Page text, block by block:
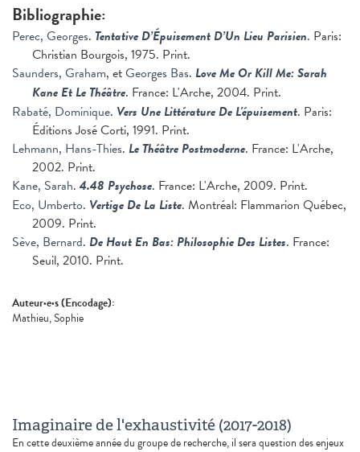
Bibliographie:
Perec, Georges. Tentative D’Épuisement D’Un Lieu Parisien. Paris:
Christian Bourgois, 1975. Print.
Saunders, Graham, etGeorges Bas. Love Me Or Kill Me: Sarah
Kane Et Le Théâtre. France: L'Arche, 2004. Print.
Rabaté, Dominique. Vers Une Littérature De L'épuisement. Paris:
Éditions José Corti, 1991. Print.
Lehmann, Hans-Thies. Le Théâtre Postmoderne. France: L'Arche,
2002. Print.
Kane, Sarah. 4.48 Psychose. France: L'Arche, 2009. Print.
Eco, Umberto. Vertige De La Liste. Montréal: Flammarion Québec,
2009. Print.
Sève, Bernard. De Haut En Bas: Philosophie Des Listes. France:
Seuil, 2010. Print.
Auteur·e·s (Encodage):
Mathieu, Sophie
Imaginaire de l'exhaustivité (2017-2018)
En cette deuxième année du groupe de recherche, il sera question des enjeux